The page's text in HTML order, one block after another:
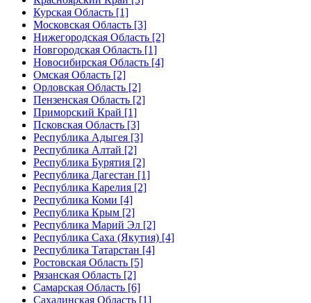
Курская Область [1]
Московская Область [3]
Нижегородская Область [2]
Новгородская Область [1]
Новосибирская Область [4]
Омская Область [2]
Орловская Область [2]
Пензенская Область [2]
Приморский Край [1]
Псковская Область [3]
Республика Адыгея [3]
Республика Алтай [2]
Республика Бурятия [2]
Республика Дагестан [1]
Республика Карелия [2]
Республика Коми [4]
Республика Крым [2]
Республика Марий Эл [2]
Республика Саха (Якутия) [4]
Республика Татарстан [4]
Ростовская Область [5]
Рязанская Область [2]
Самарская Область [6]
Сахалинская Область [1]